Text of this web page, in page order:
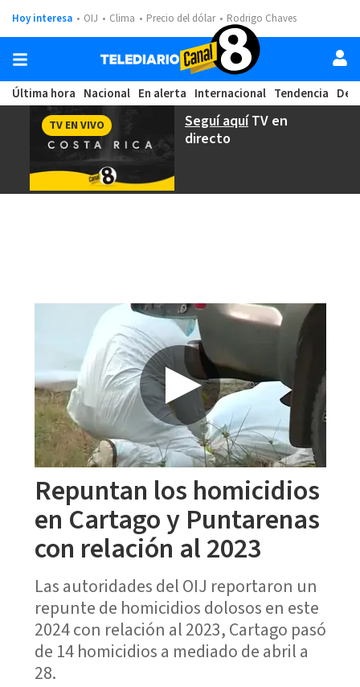
Hoy interesa OIJ Clima Precio del dólar Rodrigo Chaves
Última hora Nacional En alerta Internacional Tendencia
Seguí aquíTV en
directo
TV EN VIVO
Repuntan los homicidios
en Cartago y Puntarenas
con relación al 2023
Las autoridades del OIJ reportaron un
repunte de homicidios dolosos en este
2024 con relación al 2023, Cartago pasó
de 14 homicidios a mediado de abril a
28.